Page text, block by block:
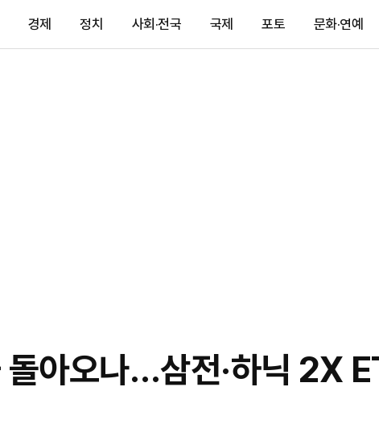
경제 정치 사회·전국 국제 포토 문화·연예
돌아오나…삼전·하닉 2X